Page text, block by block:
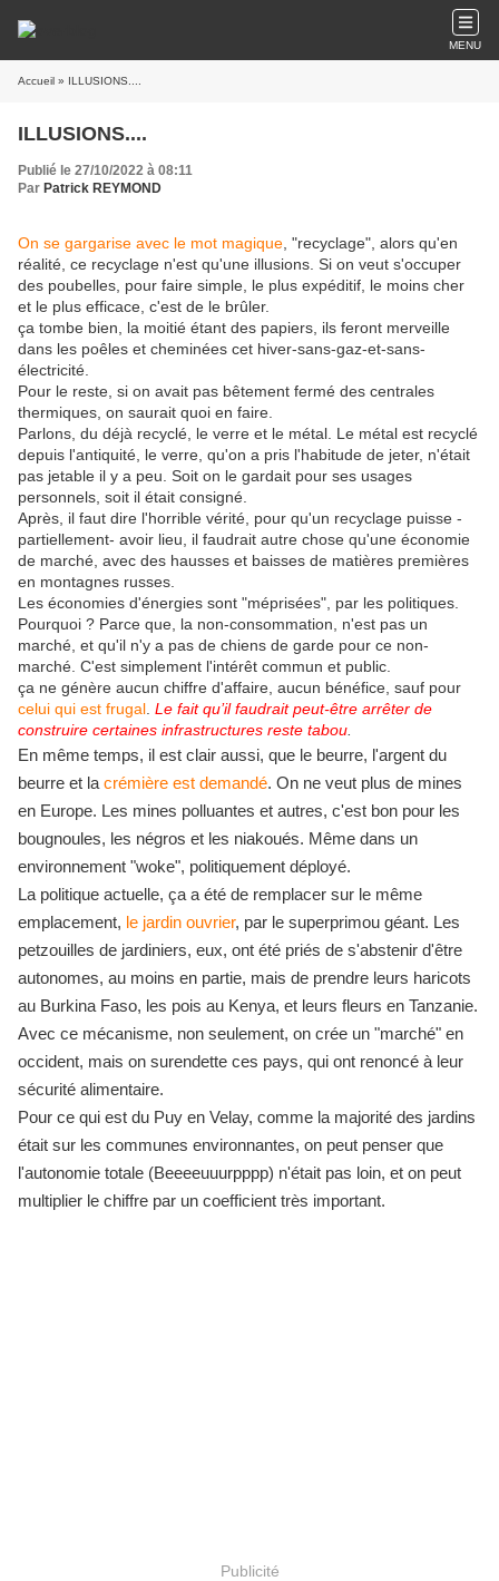
MENU
Accueil » ILLUSIONS....
ILLUSIONS....
Publié le 27/10/2022 à 08:11
Par Patrick REYMOND
On se gargarise avec le mot magique , "recyclage", alors qu'en
réalité, ce recyclage n'est qu'une illusions. Si on veut s'occuper
des poubelles, pour faire simple, le plus expéditif, le moins cher
et le plus efficace, c'est de le brûler.
ça tombe bien, la moitié étant des papiers, ils feront merveille
dans les poêles et cheminées cet hiver-sans-gaz-et-sans-
électricité.
Pour le reste, si on avait pas bêtement fermé des centrales
thermiques, on saurait quoi en faire.
Parlons, du déjà recyclé, le verre et le métal. Le métal est recyclé
depuis l'antiquité, le verre, qu'on a pris l'habitude de jeter, n'était
pas jetable il y a peu. Soit on le gardait pour ses usages
personnels, soit il était consigné.
Après, il faut dire l'horrible vérité, pour qu'un recyclage puisse -
partiellement- avoir lieu, il faudrait autre chose qu'une économie
de marché, avec des hausses et baisses de matières premières
en montagnes russes.
Les économies d'énergies sont "méprisées", par les politiques.
Pourquoi ? Parce que, la non-consommation, n'est pas un
marché, et qu'il n'y a pas de chiens de garde pour ce non-
marché. C'est simplement l'intérêt commun et public.
ça ne génère aucun chiffre d'affaire, aucun bénéfice, sauf pour
celui qui est frugal Le fait qu’il faudrait peut-être arrêter de
construire certaines infrastructures reste tabou
En même temps, il est clair aussi, que le beurre, l'argent du
beurre et la crémière est demandé. On ne veut plus de mines
en Europe. Les mines polluantes et autres, c'est bon pour les
bougnoules, les négros et les niakoués. Même dans un
environnement "woke", politiquement déployé.
La politique actuelle, ça a été de remplacer sur le même
emplacement, le jardin ouvrier, par le superprimou géant. Les
petzouilles de jardiniers, eux, ont été priés de s'abstenir d'être
autonomes, au moins en partie, mais de prendre leurs haricots
au Burkina Faso, les pois au Kenya, et leurs fleurs en Tanzanie.
Avec ce mécanisme, non seulement, on crée un "marché" en
occident, mais on surendette ces pays, qui ont renoncé à leur
sécurité alimentaire.
Pour ce qui est du Puy en Velay, comme la majorité des jardins
était sur les communes environnantes, on peut penser que
l'autonomie totale (Beeeeuuurpppp) n'était pas loin, et on peut
multiplier le chiffre par un coefficient très important.
Publicité